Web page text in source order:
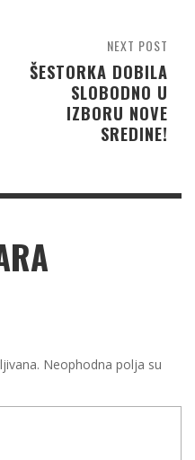
NEXT POST
ŠESTORKA DOBILA
SLOBODNO U
IZBORU NOVE
SREDINE!
Neophodna polja su